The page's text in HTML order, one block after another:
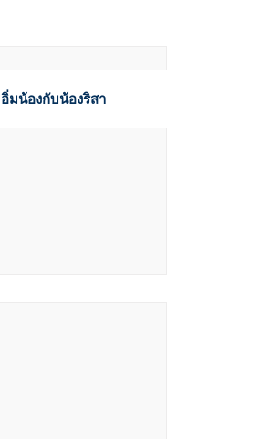
อิ่มน้องกับน้องริสา